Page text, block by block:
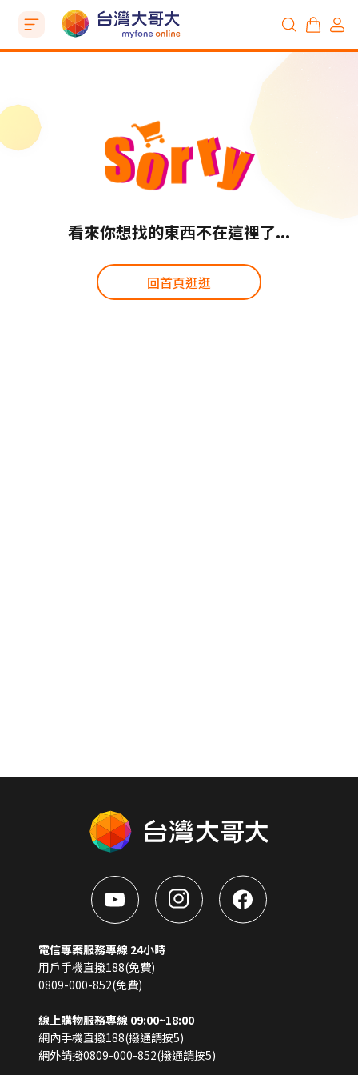
看來你想找的東西不在這裡了...
回首頁逛逛
電信專案服務專線 24小時
用戶手機直撥188(免費)
0809-000-852(免費)
線上購物服務專線 09:00~18:00
網內手機直撥188(撥通請按5)
網外請撥0809-000-852(撥通請按5)